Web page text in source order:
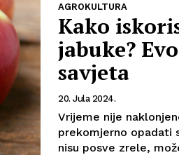
AGROKULTURA
Kako
jabuke?
savjeta
20. Jula 2024.
Vrijeme nije
prekomjerno opadati
nisu posve zrele,